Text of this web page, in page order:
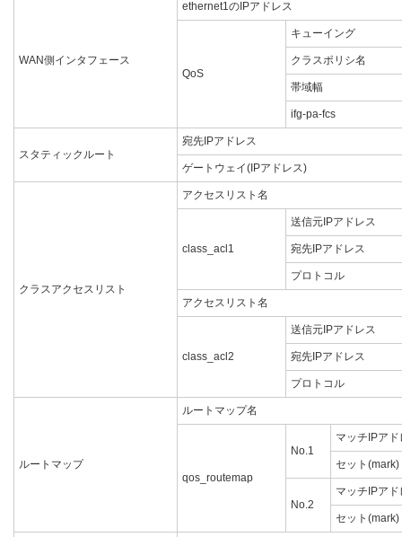
WAN側インタフェース
ethernet1のIPアドレス
QoS
キューイング
クラスポリシ名
帯域幅
ifg-pa-fcs
スタティックルート
宛先IPアドレス
ゲートウェイ(IPアドレス)
クラスアクセスリスト
アクセスリスト名
class_acl1
送信元IPアドレス
宛先IPアドレス
プロトコル
アクセスリスト名
class_acl2
送信元IPアドレス
宛先IPアドレス
プロトコル
ルートマップ
ルートマップ名
qos_routemap
No.1
マッチIPアド
セット(mark)
No.2
マッチIPアド
セット(mark)